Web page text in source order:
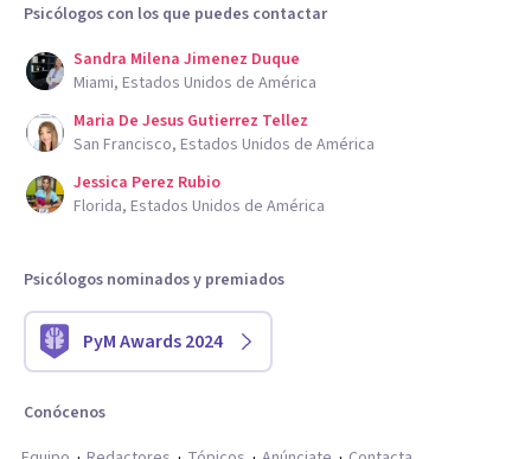
Psicólogos con los que puedes contactar
Sandra Milena Jimenez Duque
Miami, Estados Unidos de América
Maria De Jesus Gutierrez Tellez
San Francisco, Estados Unidos de América
Jessica Perez Rubio
Florida, Estados Unidos de América
Psicólogos nominados y premiados
PyM Awards 2024
Conócenos